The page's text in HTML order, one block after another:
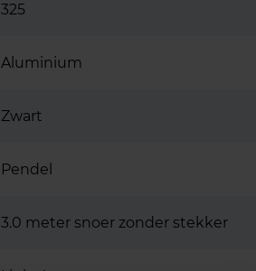
325
Aluminium
Zwart
Pendel
3.0 meter snoer zonder stekker